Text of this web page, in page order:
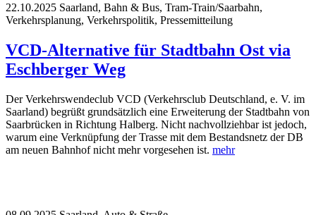
22.10.2025 Saarland, Bahn & Bus, Tram-Train/Saarbahn,
Verkehrsplanung, Verkehrspolitik, Pressemitteilung
VCD-Alternative für Stadtbahn Ost via
Eschberger Weg
Der Verkehrswendeclub VCD (Verkehrsclub Deutschland, e. V. im
Saarland) begrüßt grundsätzlich eine Erweiterung der Stadtbahn von
Saarbrücken in Richtung Halberg. Nicht nachvollziehbar ist jedoch,
warum eine Verknüpfung der Trasse mit dem Bestandsnetz der DB
am neuen Bahnhof nicht mehr vorgesehen ist. mehr